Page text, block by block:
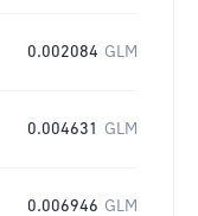
0.002084 GLM
0.004631 GLM
0.006946 GLM